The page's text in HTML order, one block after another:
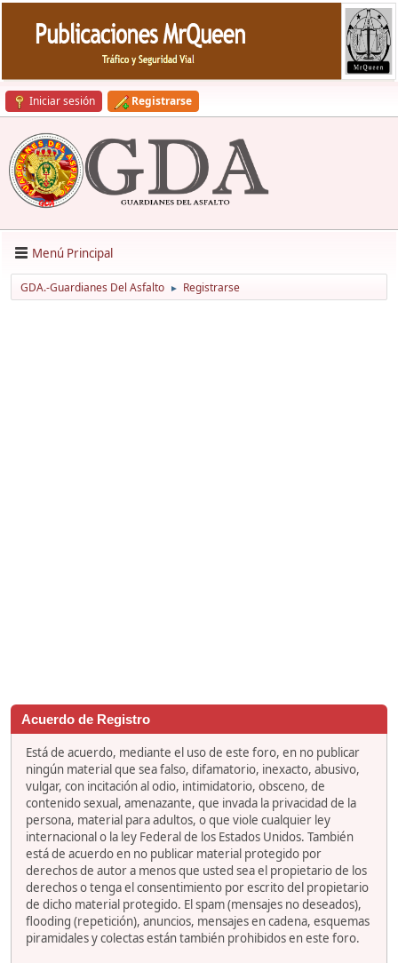
Iniciar sesión Registrarse
Menú Principal
GDA.-Guardianes Del Asfalto ► Registrarse
Acuerdo de Registro
Está de acuerdo, mediante el uso de este foro, en no publicar
ningún material que sea falso, difamatorio, inexacto, abusivo,
vulgar, con incitación al odio, intimidatorio, obsceno, de
contenido sexual, amenazante, que invada la privacidad de la
persona, material para adultos, o que viole cualquier ley
internacional o la ley Federal de los Estados Unidos. También
está de acuerdo en no publicar material protegido por
derechos de autor a menos que usted sea el propietario de los
derechos o tenga el consentimiento por escrito del propietario
de dicho material protegido. El spam (mensajes no deseados),
flooding (repetición), anuncios, mensajes en cadena, esquemas
piramidales y colectas están también prohibidos en este foro.